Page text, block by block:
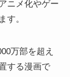
ニメ化やゲー
す。
万部を超え
する漫画で